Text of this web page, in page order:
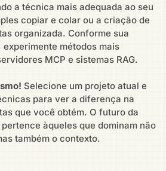
a técnica mais adequada ao seu
copiar e colar ou a criação de
organizada. Conforme sua
métodos mais
MCP e sistemas RAG.
Selecione um projeto atual e
para ver a diferença na
que você obtém. O futuro da
àqueles que dominam não
também o contexto.